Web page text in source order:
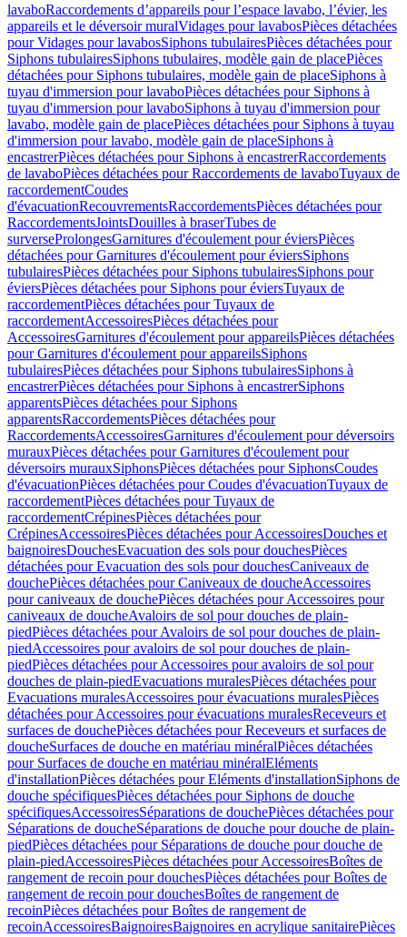
lavaboRaccordements d’appareils pour l’espace lavabo, l’évier, les
appareils et le déversoir muralVidages pour lavabosPièces détachées
pour Vidages pour lavabosSiphons tubulairesPièces détachées pour
Siphons tubulairesSiphons tubulaires, modèle gain de placePièces
détachées pour Siphons tubulaires, modèle gain de placeSiphons à
tuyau d'immersion pour lavaboPièces détachées pour Siphons à
tuyau d'immersion pour lavaboSiphons à tuyau d'immersion pour
lavabo, modèle gain de placePièces détachées pour Siphons à tuyau
d'immersion pour lavabo, modèle gain de placeSiphons à
encastrerPièces détachées pour Siphons à encastrerRaccordements
de lavaboPièces détachées pour Raccordements de lavaboTuyaux de
raccordementCoudes
d'évacuationRecouvrementsRaccordementsPièces détachées pour
RaccordementsJointsDouilles à braserTubes de
surverseProlongesGarnitures d'écoulement pour éviersPièces
détachées pour Garnitures d'écoulement pour éviersSiphons
tubulairesPièces détachées pour Siphons tubulairesSiphons pour
éviersPièces détachées pour Siphons pour éviersTuyaux de
raccordementPièces détachées pour Tuyaux de
raccordementAccessoiresPièces détachées pour
AccessoiresGarnitures d'écoulement pour appareilsPièces détachées
pour Garnitures d'écoulement pour appareilsSiphons
tubulairesPièces détachées pour Siphons tubulairesSiphons à
encastrerPièces détachées pour Siphons à encastrerSiphons
apparentsPièces détachées pour Siphons
apparentsRaccordementsPièces détachées pour
RaccordementsAccessoiresGarnitures d'écoulement pour déversoirs
murauxPièces détachées pour Garnitures d'écoulement pour
déversoirs murauxSiphonsPièces détachées pour SiphonsCoudes
d'évacuationPièces détachées pour Coudes d'évacuationTuyaux de
raccordementPièces détachées pour Tuyaux de
raccordementCrépinesPièces détachées pour
CrépinesAccessoiresPièces détachées pour AccessoiresDouches et
baignoiresDouchesEvacuation des sols pour douchesPièces
détachées pour Evacuation des sols pour douchesCaniveaux de
douchePièces détachées pour Caniveaux de doucheAccessoires
pour caniveaux de douchePièces détachées pour Accessoires pour
caniveaux de doucheAvaloirs de sol pour douches de plain-
piedPièces détachées pour Avaloirs de sol pour douches de plain-
piedAccessoires pour avaloirs de sol pour douches de plain-
piedPièces détachées pour Accessoires pour avaloirs de sol pour
douches de plain-piedEvacuations muralesPièces détachées pour
Evacuations muralesAccessoires pour évacuations muralesPièces
détachées pour Accessoires pour évacuations muralesReceveurs et
surfaces de douchePièces détachées pour Receveurs et surfaces de
doucheSurfaces de douche en matériau minéralPièces détachées
pour Surfaces de douche en matériau minéralEléments
d'installationPièces détachées pour Eléments d'installationSiphons de
douche spécifiquesPièces détachées pour Siphons de douche
spécifiquesAccessoiresSéparations de douchePièces détachées pour
Séparations de doucheSéparations de douche pour douche de plain-
piedPièces détachées pour Séparations de douche pour douche de
plain-piedAccessoiresPièces détachées pour AccessoiresBoîtes de
rangement de recoin pour douchesPièces détachées pour Boîtes de
rangement de recoin pour douchesBoîtes de rangement de
recoinPièces détachées pour Boîtes de rangement de
recoinAccessoiresBaignoiresBaignoires en acrylique sanitairePièces